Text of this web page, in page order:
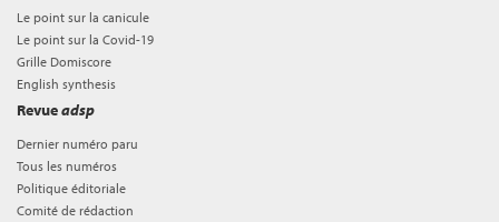
Le point sur la canicule
Le point sur la Covid-19
Grille Domiscore
English synthesis
Revueadsp
Dernier numéro paru
Tous les numéros
Politique éditoriale
Comité de rédaction